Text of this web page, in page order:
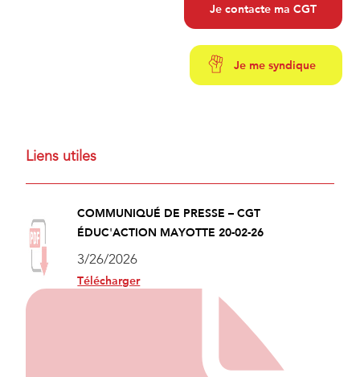
Je contacte ma CGT
Je me syndique
Liens utiles
COMMUNIQUÉ DE PRESSE – CGT
ÉDUC'ACTION MAYOTTE 20-02-26
3/26/2026
Télécharger